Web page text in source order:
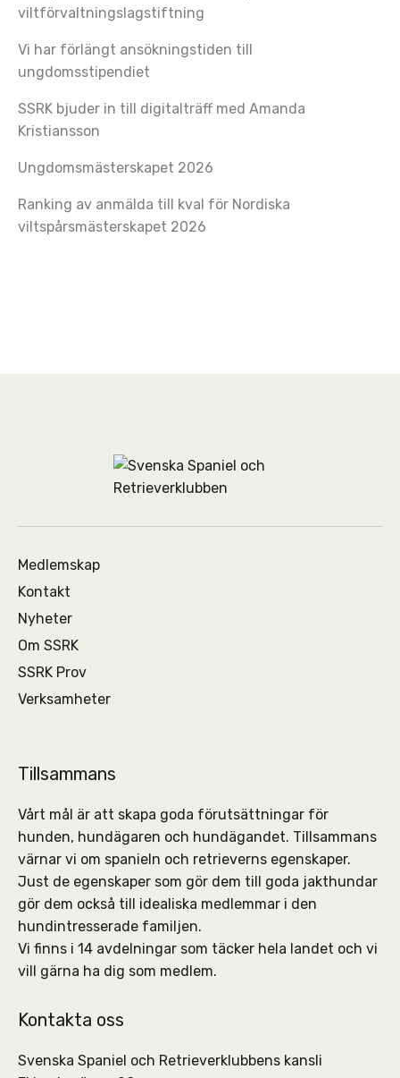
viltförvaltningslagstiftning
Vi har förlängt ansökningstiden till
ungdomsstipendiet
SSRK bjuder in till digitalträff med Amanda
Kristiansson
Ungdomsmästerskapet 2026
Ranking av anmälda till kval för Nordiska
viltspårsmästerskapet 2026
Medlemskap
Kontakt
Nyheter
Om SSRK
SSRK Prov
Verksamheter
Tillsammans
Vårt mål är att skapa goda förutsättningar för
hunden, hundägaren och hundägandet. Tillsammans
värnar vi om spanieln och retrieverns egenskaper.
Just de egenskaper som gör dem till goda jakthundar
gör dem också till idealiska medlemmar i den
hundintresserade familjen.
Vi finns i 14 avdelningar som täcker hela landet och vi
vill gärna ha dig som medlem.
Kontakta oss
Svenska Spaniel och Retrieverklubbens kansli